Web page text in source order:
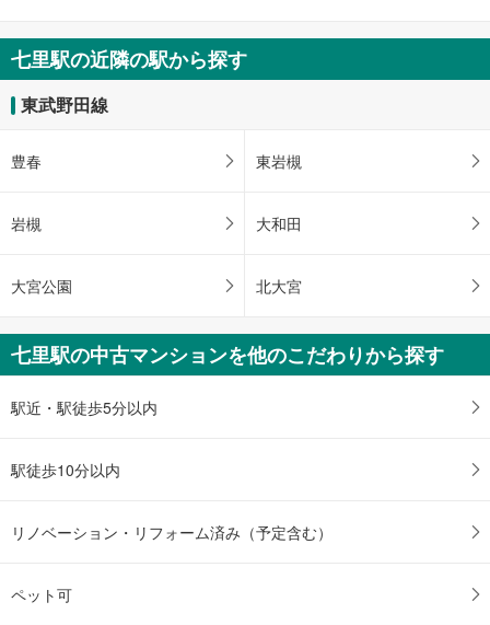
を
受
け
取
・
件
イ
ー
ジ
保
る
七里駅の近隣の駅から探す
東武野田線
豊春 東岩槻
岩槻 大和田
大宮公園 北大宮
七里駅の中古マンションを他のこだわりから探す
駅近・駅徒歩5分以内
駅徒歩10分以内
リノベーション・リフォーム済み（予定含む）
ペット可